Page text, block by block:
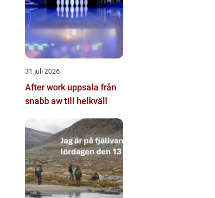
31 juli 2026
After work uppsala från
snabb aw till helkväll